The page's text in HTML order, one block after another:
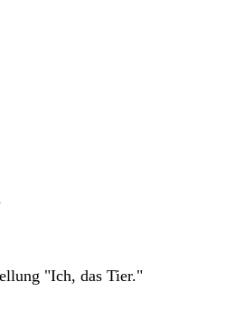
"Ich, das Tier."